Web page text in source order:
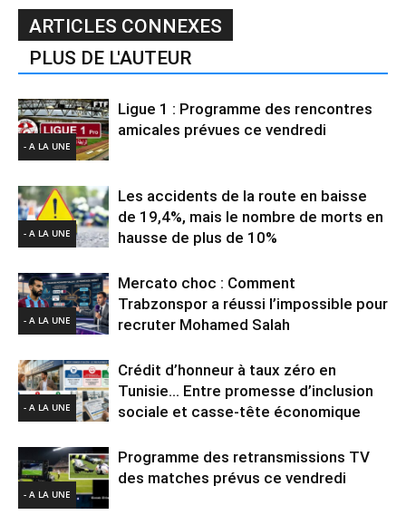
ARTICLES CONNEXES
PLUS DE L'AUTEUR
- A LA UNE
Ligue 1 : Programme des rencontres
amicales prévues ce vendredi
- A LA UNE
Les accidents de la route en baisse
de 19,4%, mais le nombre de morts en
hausse de plus de 10%
- A LA UNE
Mercato choc : Comment
Trabzonspor a réussi l’impossible pour
recruter Mohamed Salah
- A LA UNE
Crédit d’honneur à taux zéro en
Tunisie… Entre promesse d’inclusion
sociale et casse-tête économique
- A LA UNE
Programme des retransmissions TV
des matches prévus ce vendredi